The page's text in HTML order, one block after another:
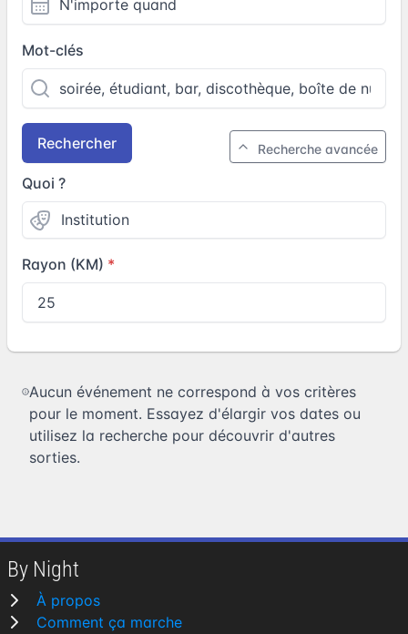
Mot-clés
Rechercher Recherche avancée
Quoi ?
Rayon (KM)
Aucun événement ne correspond à vos critères
pour le moment. Essayez d'élargir vos dates ou
utilisez la recherche pour découvrir d'autres
sorties.
By Night
À propos
Comment ça marche